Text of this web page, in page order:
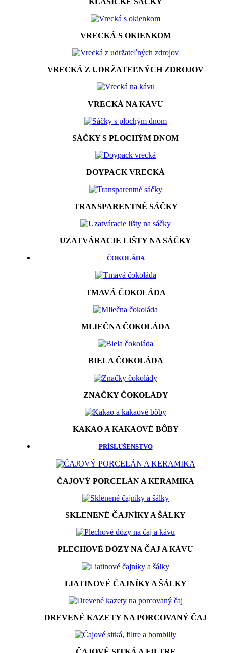
VRECKÁ S OKIENKOM
VRECKÁ Z UDRŽATEĽNÝCH ZDROJOV
VRECKÁ NA KÁVU
SÁČKY S PLOCHÝM DNOM
DOYPACK VRECKÁ
TRANSPARENTNÉ SÁČKY
UZATVÁRACIE LIŠTY NA SÁČKY
ČOKOLÁDA
TMAVÁ ČOKOLÁDA
MLIEČNA ČOKOLÁDA
BIELA ČOKOLÁDA
ZNAČKY ČOKOLÁDY
KAKAO A KAKAOVÉ BÔBY
PRÍSLUŠENSTVO
ČAJOVÝ PORCELÁN A KERAMIKA
SKLENENÉ ČAJNÍKY A ŠÁLKY
PLECHOVÉ DÓZY NA ČAJ A KÁVU
LIATINOVÉ ČAJNÍKY A ŠÁLKY
DREVENÉ KAZETY NA PORCOVANÝ ČAJ